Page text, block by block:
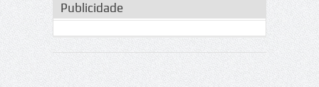
Publicidade